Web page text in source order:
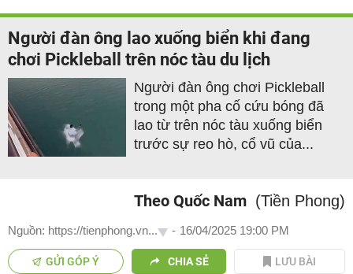
Người đàn ông lao xuống biển khi đang
chơi Pickleball trên nóc tàu du lịch
Người đàn ông chơi Pickleball
trong một pha cố cứu bóng đã
lao từ trên nóc tàu xuống biển
trước sự reo hò, cổ vũ của...
Theo Quốc Nam (Tiền Phong)
Nguồn: https://tienphong.vn... - 16/04/2025 19:00 PM
GỬI GÓP Ý CHIA SẺ LƯU BÀI